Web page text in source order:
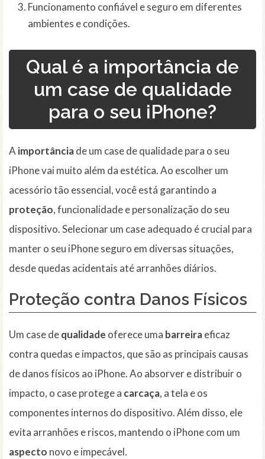
Funcionamento confiável e seguro em diferentes
ambientes e condições.
Qual é a importância de
um case de qualidade
para o seu iPhone?
A importânciade um case de qualidade para o seu
iPhone vai muito além da estética. Ao escolher um
acessório tão essencial, você está garantindo a
proteção, funcionalidade e personalização do seu
dispositivo. Selecionar um case adequado é crucial para
manter o seu iPhone seguro em diversas situações,
desde quedas acidentais até arranhões diários.
Proteção contra Danos Físicos
Um case dequalidade oferece uma barreiraeficaz
contra quedas e impactos, que são as principais causas
de danos físicos ao iPhone. Ao absorver e distribuir o
impacto, o case protege a carcaça, a tela e os
componentes internos do dispositivo. Além disso, ele
evita arranhões e riscos, mantendo o iPhone com um
aspecto novo e impecável.